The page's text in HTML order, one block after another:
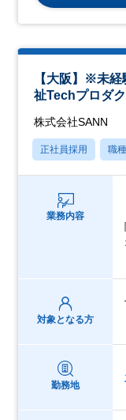
【大阪】※未
祉Techプロダ
株式会社SANN
正社員採用 職
業務内容
対象となる方
勤務地